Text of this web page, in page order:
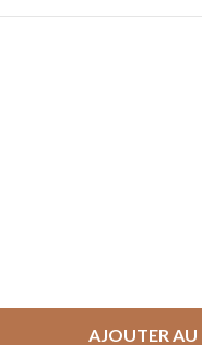
AJOUTER AU